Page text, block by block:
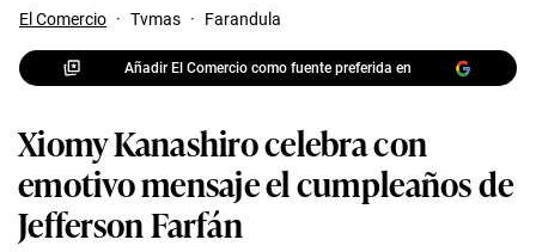
El Comercio · Tvmas · Farandula
Añadir El Comercio como fuente preferida en
Xiomy Kanashiro celebra con
emotivo mensaje el cumpleaños de
Jefferson Farfán